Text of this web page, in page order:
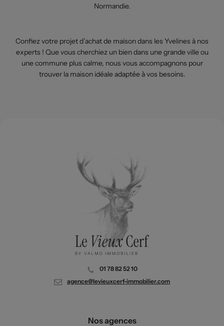
Normandie.
Confiez votre projet d’achat de maison dans les Yvelines à nos
experts ! Que vous cherchiez un bien dans une grande ville ou
une commune plus calme, nous vous accompagnons pour
trouver la maison idéale adaptée à vos besoins.
01 78 82 52 10
agence@levieuxcerf-immobilier.com
Nos agences